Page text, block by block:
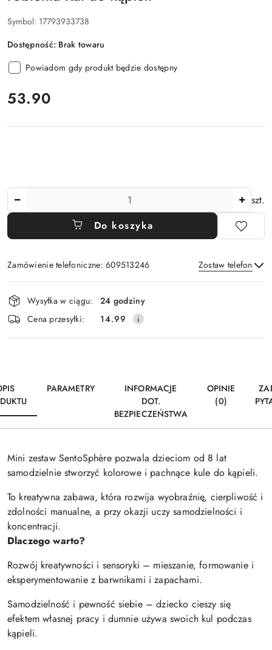
Symbol: 17793933738
Dostępność: Brak towaru
Powiadom gdy produkt będzie dostępny
cena:
53.90
szt.
Do koszyka
Zamówienie telefoniczne: 609513246 Zostaw telefon
Wyślij
Dostępność
i
dostawa
Wysyłka w ciągu:
24 godziny
Cena przesyłki:
14.99
PARAMETRY
INFORMACJE
DOT.
BEZPIECZEŃSTWA
OPINIE
(0)
Mini zestaw SentoSphère pozwala dzieciom od 8 lat
samodzielnie stworzyć kolorowe i pachnące kule do kąpieli.
To kreatywna zabawa, która rozwija wyobraźnię, cierpliwość i
zdolności manualne, a przy okazji uczy samodzielności i
koncentracji.
Dlaczego warto?
Rozwój kreatywności i sensoryki – mieszanie, formowanie i
eksperymentowanie z barwnikami i zapachami.
Samodzielność i pewność siebie – dziecko cieszy się
efektem własnej pracy i dumnie używa swoich kul podczas
kąpieli.